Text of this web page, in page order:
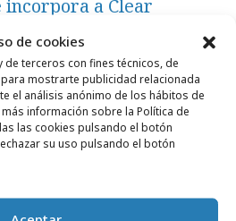
de cookies
terceros con fines técnicos, de
mostrarte publicidad relacionada
el análisis anónimo de los hábitos de
información sobre la Política de
las cookies pulsando el botón
su uso pulsando el botón
incorpora a Clear